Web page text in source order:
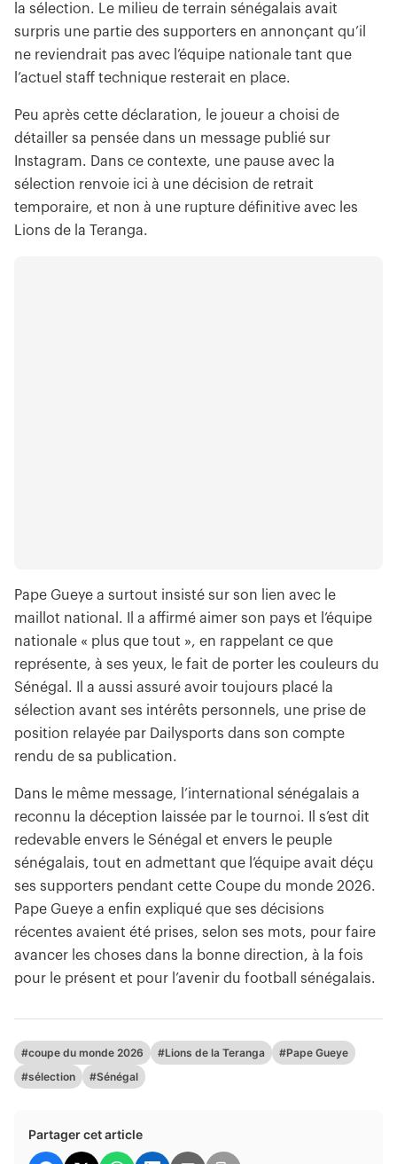
la sélection. Le milieu de terrain sénégalais avait
surpris une partie des supporters en annonçant qu’il
ne reviendrait pas avec l’équipe nationale tant que
l’actuel staff technique resterait en place.
Peu après cette déclaration, le joueur a choisi de
détailler sa pensée dans un message publié sur
Instagram. Dans ce contexte, une pause avec la
sélection renvoie ici à une décision de retrait
temporaire, et non à une rupture définitive avec les
Lions de la Teranga.
Pape Gueye a surtout insisté sur son lien avec le
maillot national. Il a affirmé aimer son pays et l’équipe
nationale « plus que tout », en rappelant ce que
représente, à ses yeux, le fait de porter les couleurs du
Sénégal. Il a aussi assuré avoir toujours placé la
sélection avant ses intérêts personnels, une prise de
position relayée par Dailysports dans son compte
rendu de sa publication.
Dans le même message, l’international sénégalais a
reconnu la déception laissée par le tournoi. Il s’est dit
redevable envers le Sénégal et envers le peuple
sénégalais, tout en admettant que l’équipe avait déçu
ses supporters pendant cette Coupe du monde 2026.
Pape Gueye a enfin expliqué que ses décisions
récentes avaient été prises, selon ses mots, pour faire
avancer les choses dans la bonne direction, à la fois
pour le présent et pour l’avenir du football sénégalais.
#coupe du monde 2026 #Lions de la Teranga
#Pape Gueye
#sélection
#Sénégal
Partager cet article